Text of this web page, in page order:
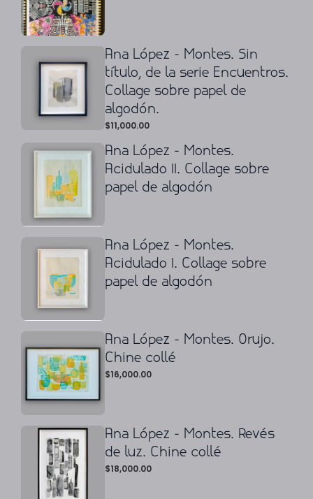
Ana López - Montes. Sin
título, de la serie Encuentros.
Collage sobre papel de
algodón.
$11,000.00
Ana López - Montes.
Acidulado II. Collage sobre
papel de algodón
Ana López - Montes.
Acidulado I. Collage sobre
papel de algodón
Ana López - Montes. Orujo.
Chine collé
$16,000.00
Ana López - Montes. Revés
de luz. Chine collé
$18,000.00